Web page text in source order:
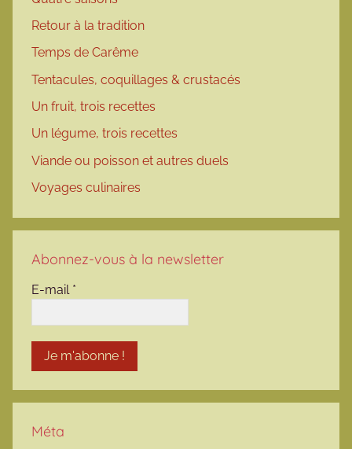
Retour à la tradition
Temps de Carême
Tentacules, coquillages & crustacés
Un fruit, trois recettes
Un légume, trois recettes
Viande ou poisson et autres duels
Voyages culinaires
Abonnez-vous à la newsletter
E-mail *
Méta